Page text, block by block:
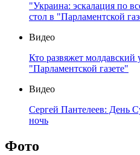
"Украина: эскалация по
стол в "Парламентской
Видео
Кто развяжет молдавский
"Парламентской газете"
Видео
Сергей Пантелеев: День
ночь
Фото